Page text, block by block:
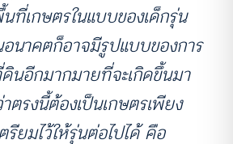
ที่เกษตรในแบบของเด็กรุ่น
อนาคตก็อาจมีรูปแบบของการ
นอีกมากมายที่จะเกิดขึ้นมา
าตรงนี้ต้องเป็นเกษตรเพียง
รียมไว้ให้รุ่นต่อไปได้ คือ